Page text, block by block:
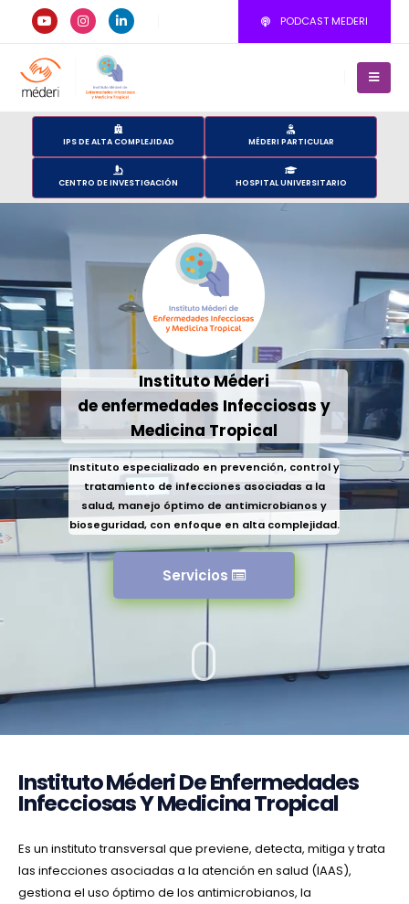
PODCAST MEDERI
IPS DE ALTA COMPLEJIDAD MÉDERI PARTICULAR
CENTRO DE INVESTIGACIÓN HOSPITAL UNIVERSITARIO
Instituto Méderi
de enfermedades Infecciosas y
Medicina Tropical
Instituto especializado en prevención, control y
tratamiento de infecciones asociadas a la
salud, manejo óptimo de antimicrobianos y
bioseguridad, con enfoque en alta complejidad.
Servicios
Instituto Méderi De Enfermedades
Infecciosas Y Medicina Tropical
Es un instituto transversal que previene, detecta, mitiga y trata
las infecciones asociadas a la atención en salud (IAAS),
gestiona el uso óptimo de los antimicrobianos, la